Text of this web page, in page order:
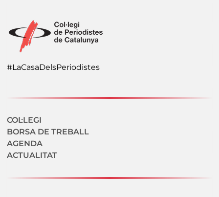
#LaCasaDelsPeriodistes
Navegació secundaria
COL·LEGI
BORSA DE TREBALL
AGENDA
ACTUALITAT